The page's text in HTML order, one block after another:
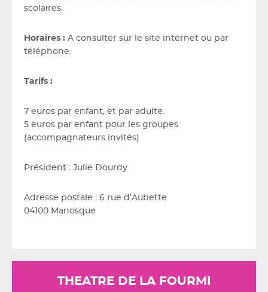
scolaires.
Horaires : A consulter sur le site internet ou par
téléphone.
Tarifs :
7 euros par enfant, et par adulte.
5 euros par enfant pour les groupes
(accompagnateurs invités)
Président : Julie Dourdy
Adresse postale : 6 rue d’Aubette
04100 Manosque
THEATRE DE LA FOURMI